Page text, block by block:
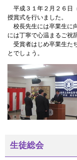
平成３１年２月２６日
授賞式を行いました。
校長先生には卒業生に
には丁寧で心温まるご祝
受賞者はじめ卒業生た
とでしょう。
生徒総会